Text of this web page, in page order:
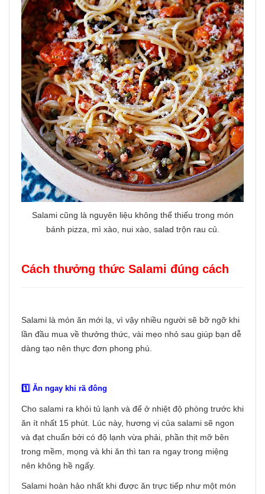
Salami cũng là nguyên liệu không thể thiếu trong món
bánh pizza, mì xào, nui xào, salad trộn rau củ.
Cách thưởng thức Salami đúng cách
Salami là món ăn mới lạ, vì vậy nhiều người sẽ bỡ ngỡ khi
lần đầu mua về thưởng thức, vài mẹo nhỏ sau giúp bạn dễ
dàng tạo nên thực đơn phong phú.
1️⃣ Ăn ngay khi rã đông
Cho salami ra khỏi tủ lạnh và để ở nhiệt độ phòng trước khi
ăn ít nhất 15 phút. Lúc này, hương vị của salami sẽ ngon
và đạt chuẩn bởi có độ lạnh vừa phải, phần thịt mỡ bên
trong mềm, mọng và khi ăn thì tan ra ngay trong miệng
nên không hề ngấy.
Salami hoàn hảo nhất khi được ăn trực tiếp như một món